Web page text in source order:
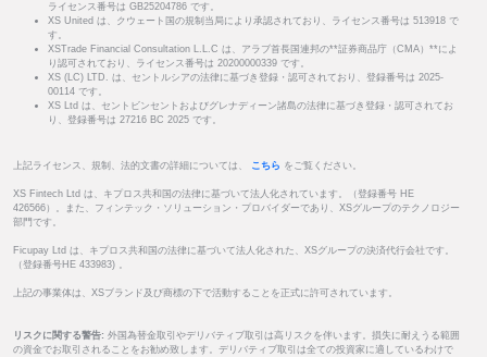
ライセンス番号は GB25204786 です。
XS United は、クウェート国の規制当局により承認されており、ライセンス番号は 513918 で
す。
XSTrade Financial Consultation L.L.C は、アラブ首長国連邦の**証券商品庁（CMA）**によ
り認可されており、ライセンス番号は 20200000339 です。
XS (LC) LTD. は、セントルシアの法律に基づき登録・認可されており、登録番号は 2025-
00114 です。
XS Ltd は、セントビンセントおよびグレナディーン諸島の法律に基づき登録・認可されてお
り、登録番号は 27216 BC 2025 です。
上記ライセンス、規制、法的文書の詳細については、 こちら をご覧ください。
XS Fintech Ltd は、キプロス共和国の法律に基づいて法人化されています。（登録番号 HE
426566）。また、フィンテック・ソリューション・プロバイダーであり、XSグループのテクノロジー
部門です。
Ficupay Ltd は、キプロス共和国の法律に基づいて法人化された、XSグループの決済代行会社です。
（登録番号HE 433983) 。
上記の事業体は、XSブランド及び商標の下で活動することを正式に許可されています。
リスクに関する警告: 外国為替金取引やデリバティブ取引は高リスクを伴います。損失に耐えうる範囲
の資金でお取引されることをお勧め致します。デリバティブ取引は全ての投資家に適しているわけで